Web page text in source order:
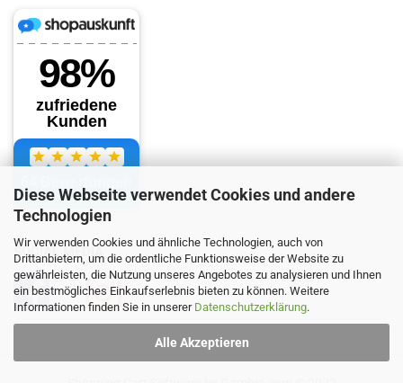
Diese Webseite verwendet Cookies und andere
Technologien
Wir verwenden Cookies und ähnliche Technologien, auch von
Drittanbietern, um die ordentliche Funktionsweise der Website zu
gewährleisten, die Nutzung unseres Angebotes zu analysieren und Ihnen
ein bestmögliches Einkaufserlebnis bieten zu können. Weitere
Informationen finden Sie in unserer Datenschutzerklärung.
Alle Akzeptieren
SOCIAL MEDIA